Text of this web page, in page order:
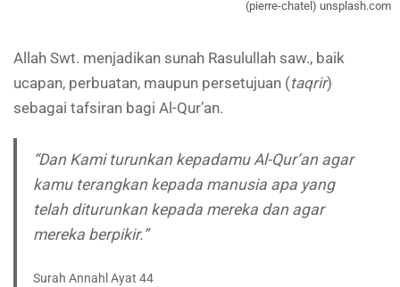
(pierre-chatel) unsplash.com
Allah Swt. menjadikan sunah Rasulullah saw., baik
ucapan, perbuatan, maupun persetujuan (taqrir)
sebagai tafsiran bagi Al-Qur’an.
“Dan Kami turunkan kepadamu Al-Qur’an agar
kamu terangkan kepada manusia apa yang
telah diturunkan kepada mereka dan agar
mereka berpikir.”
Surah Annahl Ayat 44